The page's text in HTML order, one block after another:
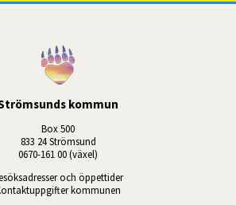
kommun
Box 500
833 24 Strömsund
0670-161 00 (växel)
och öppettider
kommunen